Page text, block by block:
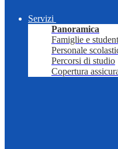
Servizi
Panoramica
Famiglie e
Personale
Percorsi di studio
Copertura